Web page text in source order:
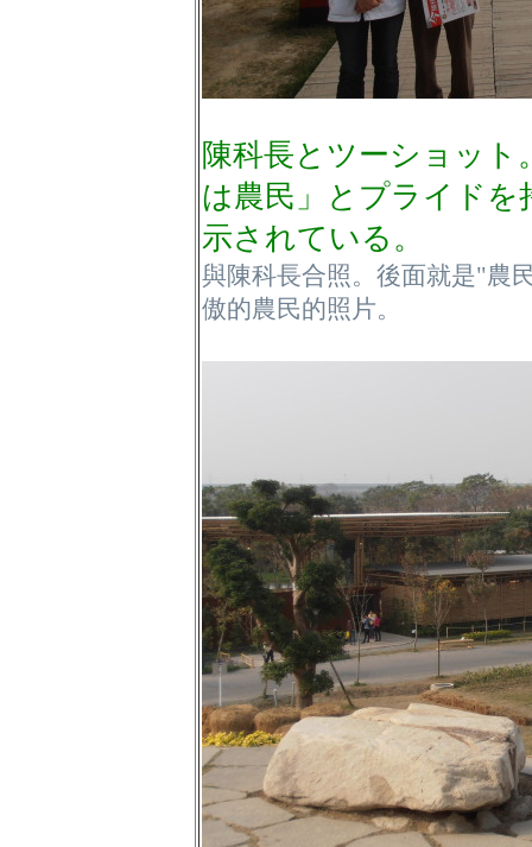
陳科長とツーショット
は農民」とプライド
示されている。
與陳科長合照。後面就是"農
傲的農民的照片。